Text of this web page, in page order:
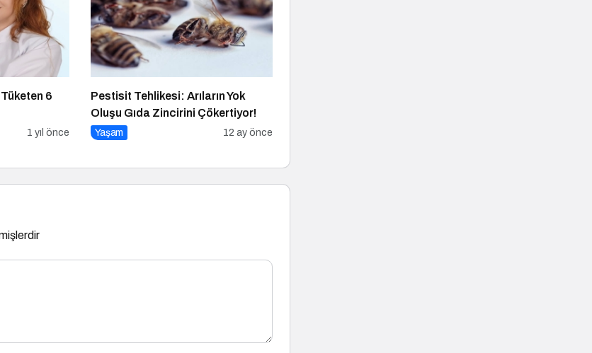
6
1 yıl önce
Pestisit Tehlikesi: Arıların Yok
Oluşu Gıda Zincirini Çökertiyor!
Yaşam 12 ay önce